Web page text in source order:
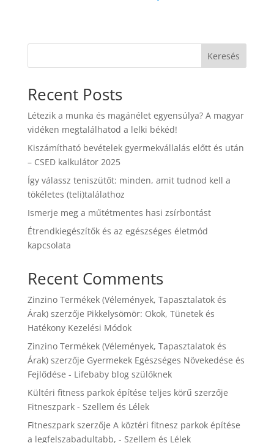
Keresés
Recent Posts
Létezik a munka és magánélet egyensúlya? A magyar
vidéken megtalálhatod a lelki békéd!
Kiszámítható bevételek gyermekvállalás előtt és után
– CSED kalkulátor 2025
Így válassz teniszütőt: minden, amit tudnod kell a
tökéletes (teli)találathoz
Ismerje meg a műtétmentes hasi zsírbontást
Étrendkiegészítők és az egészséges életmód
kapcsolata
Recent Comments
Zinzino Termékek (Vélemények, Tapasztalatok és
Árak)szerzője Pikkelysömör: Okok, Tünetek és
Hatékony Kezelési Módok
Zinzino Termékek (Vélemények, Tapasztalatok és
Árak)szerzője Gyermekek Egészséges Növekedése és
Fejlődése - Lifebaby blog szülőknek
Kültéri fitness parkok építése teljes körű szerzője
Fitneszpark - Szellem és Lélek
Fitneszparkszerzője A köztéri fitnesz parkok építése
a legfelszabadultabb, - Szellem és Lélek